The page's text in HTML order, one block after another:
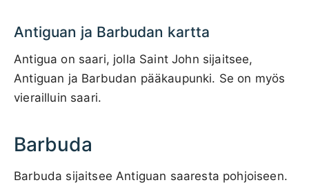
Antiguan ja Barbudan kartta
Antigua on saari, jolla Saint John sijaitsee,
Antiguan ja Barbudan pääkaupunki. Se on myös
vierailluin saari.
Barbuda
Barbuda sijaitsee Antiguan saaresta pohjoiseen.